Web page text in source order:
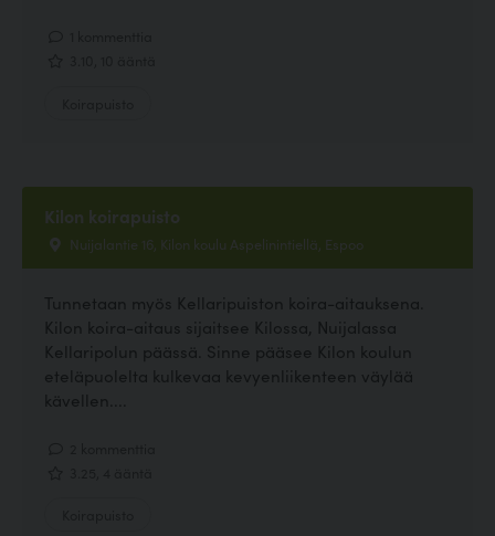
Kilon koirapuisto
Nuijalantie 16, Kilon koulu Aspelinintiellä, Espoo
Tunnetaan myös Kellaripuiston koira-aitauksena.
Kilon koira-aitaus sijaitsee Kilossa, Nuijalassa
Kellaripolun päässä. Sinne pääsee Kilon koulun
eteläpuolelta kulkevaa kevyenliikenteen väylää
kävellen....